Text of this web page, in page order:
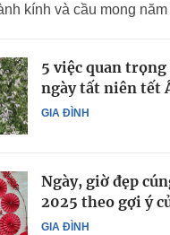
kính và cầu mong
GIA ĐÌNH
5 việc quan
ngày tất niên tết
GIA ĐÌNH
Ngày, giờ đẹp
2025 theo gợi ý